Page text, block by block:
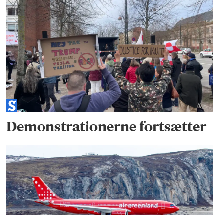
Demonstrationerne fortsætter